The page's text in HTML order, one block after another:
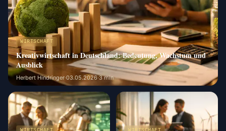
WIRTSCHAFT
Kreativwirtschaft in Deutschland: Bedeutung, Wachstum und
Ausblick
Herbert Hindringer·03.05.2026·3 min